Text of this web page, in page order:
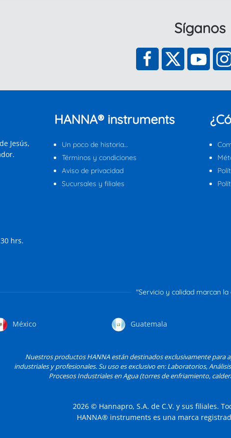
Síganos
Jesús,
hrs.
HANNA® instruments
Un poco de historia…
Términos y condiciones
Aviso de privacidad
Sucursales y filiales
"Servicio y calidad marcan la
México Guatemala
Nuestros productos HANNA están destinados exclusivamente para
industriales y profesionales. Su uso es exclusivo en: Laboratorios,
Procesos Industriales en Agua (torres de enfriamiento,
2026 © Hannapro, S.A. de C.V. y sus filiales.
HANNA® instruments es una marca